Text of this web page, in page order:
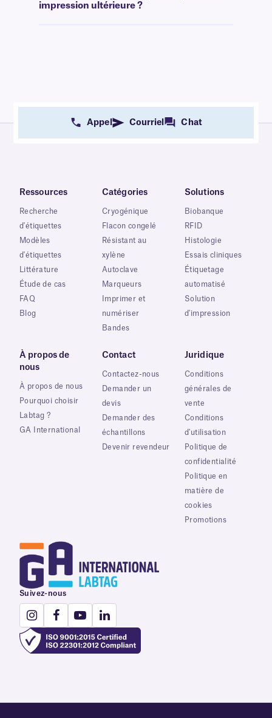
impression ultérieure ?
Appel Courriel Chat
Ressources
Recherche
d'étiquettes
Modèles
d'étiquettes
Littérature
Étude de cas
FAQ
Blog
Catégories
Cryogénique
Flacon congelé
Résistant au
xylène
Autoclave
Marqueurs
Imprimer et
numériser
Bandes
Solutions
Biobanque
RFID
Histologie
Essais cliniques
Étiquetage
automatisé
Solution
d'impression
À propos de
nous
À propos de nous
Pourquoi choisir
Labtag ?
GA International
Contact
Contactez-nous
Demander un
devis
Demander des
échantillons
Devenir revendeur
Juridique
Conditions
générales de
vente
Conditions
d'utilisation
Politique de
confidentialité
Politique en
matière de
cookies
Promotions
Suivez-nous